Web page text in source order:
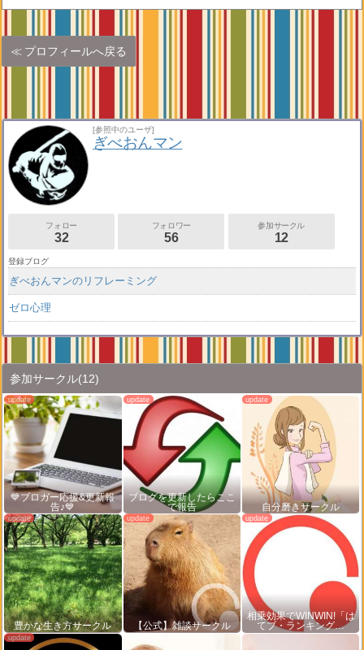
プロフィールへ戻る
[参照中のユーザ]
ぎべおんマン
フォロー
32
フォロワー
56
参加サークル
12
登録ブログ
ぎべおんマンのリフレーミング
ゼロ心理
参加サークル(12)
💙ブロガー応援&更新報
告♪💙
ブログを更新したらここ
で報告
自分磨きサークル
豊かな生き方サークル 【公式】雑談サークル
相乗効果でWINWIN!「は
てブ・ランキング…